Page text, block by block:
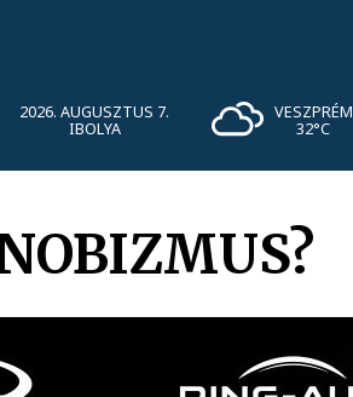
2026. AUGUSZTUS 7.
IBOLYA
VESZPRÉM
32°C